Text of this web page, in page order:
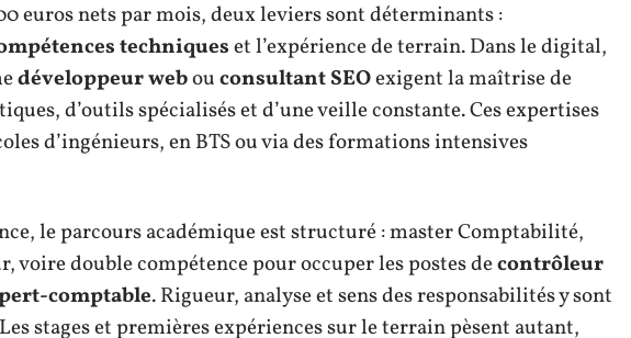
euros nets par mois, deux leviers sont déterminants :
techniqueset l’expérience de terrain. Dans le digital,
développeur webouconsultant SEOexigent la maîtrise de
d’outils spécialisés et d’une veille constante. Ces expertises
d’ingénieurs, en BTS ou via des formations intensives
le parcours académique est structuré : master Comptabilité,
voire double compétence pour occuper les postes decontrôleur
comptable. Rigueur, analyse et sens des responsabilités y sont
stages et premières expériences sur le terrain pèsent autant,